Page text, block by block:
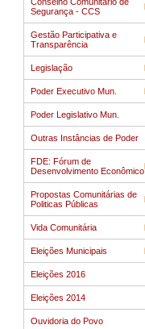
Segurança - CCS
Gestão Participativa e
Transparência
Legislação
Poder Executivo Mun.
Poder Legislativo Mun.
Outras Instâncias de Poder
FDE: Fórum de
Desenvolvimento Econômico
Propostas Comunitárias de
Politicas Públicas
Vida Comunitária
Eleições Municipais
Eleições 2016
Eleições 2014
Ouvidoria do Povo